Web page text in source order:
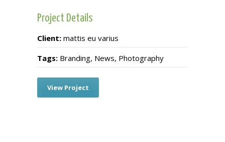
Project Details
Client: mattis eu varius
Tags: Branding, News, Photography
View Project